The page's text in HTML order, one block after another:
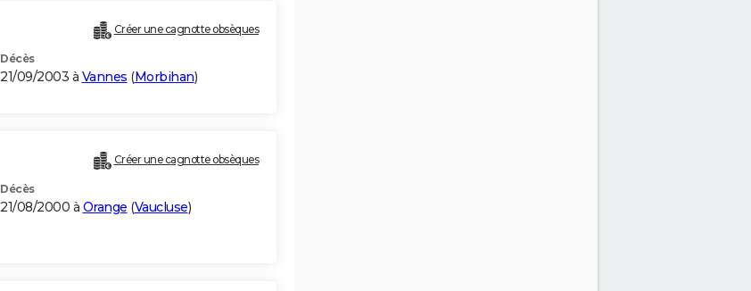
Créer une cagnotte obsèques
Décès
21/09/2003 à Vannes (Morbihan)
Créer une cagnotte obsèques
Décès
21/08/2000 à Orange (Vaucluse)